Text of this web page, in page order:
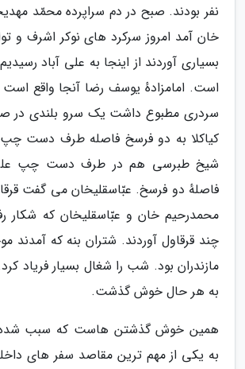
نفر بودند. صبح در دم سراپرده محمّد
خان آمد امروز سرکرد های نوکر اشرف و
بسیاری آوردند از اینجا به علی آباد
است. امامزادهٔ یوسف رضا آنجا واقع
سردری مطبوع داشت یک سرو بلندی در
کیاکلا به دو فرسخ فاصله طرف دست
شیخ طبرسی هم در طرف دست چپ
فاصلهٔ دو فرسخ. عبّاسقلیخان می گفت
محمدرحیم خان و عبّاسقلیخان که شکار
چند قرقاول آوردند. شتران بنه که
مازندران بود. شب را شغال بسیار فریاد
به هر حال خوش گذشت.
همین خوش گذشتن هاست که سبب شده
به یکی از مهم ترین مقاصد سفر های